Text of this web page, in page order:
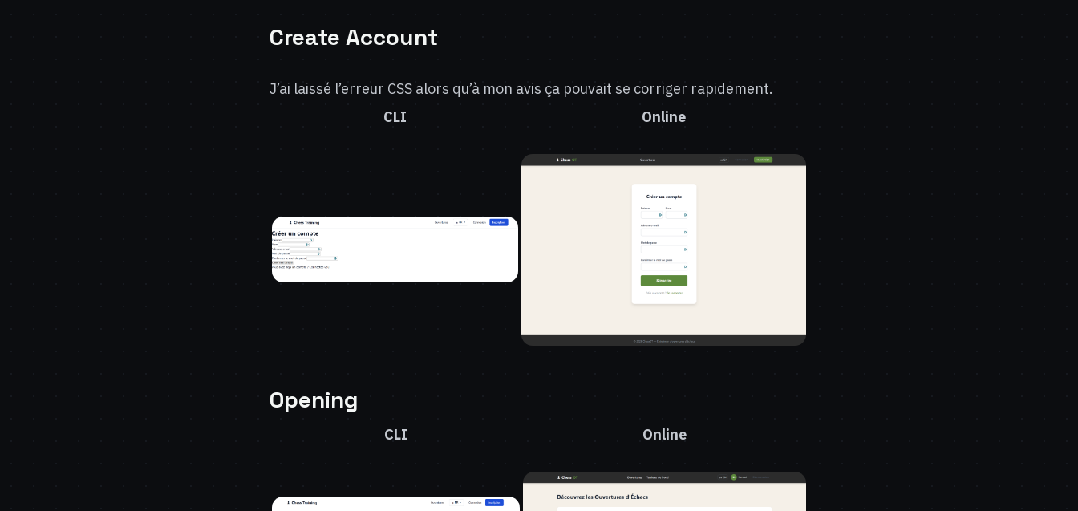
Create Account
J’ai laissé l’erreur CSS alors qu’à mon avis ça pouvait se corriger rapidement.
CLI
Online
Opening
CLI Online